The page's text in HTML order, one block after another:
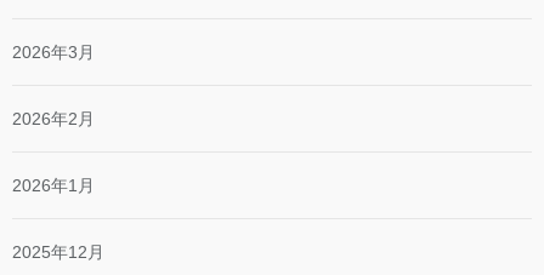
2026年3月
2026年2月
2026年1月
2025年12月